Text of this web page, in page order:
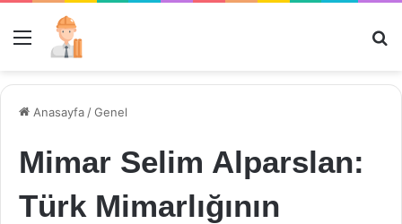
Menü
Anasayfa /Genel
Mimar Selim Alparslan:
Türk Mimarlığının